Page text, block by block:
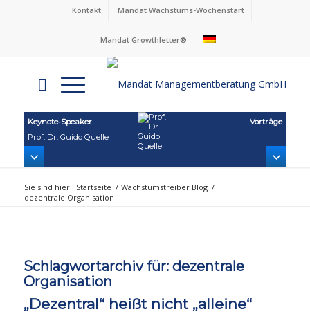
Kontakt Mandat Wachstums-Wochenstart
Mandat Growthletter®
Keynote‑Speaker
Prof. Dr. Guido Quelle
Vorträge
Sie sind hier: Startseite / Wachstumstreiber Blog /
dezentrale Organisation
Schlagwortarchiv für: dezentrale
Organisation
„Dezentral“ heißt nicht „alleine“